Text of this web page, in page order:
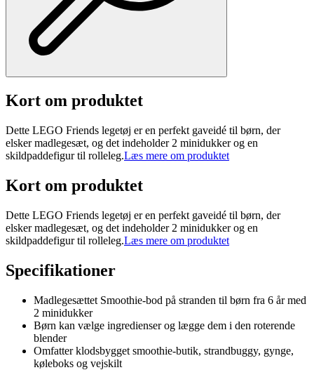
Kort om produktet
Dette LEGO Friends legetøj er en perfekt gaveidé til børn, der
elsker madlegesæt, og det indeholder 2 minidukker og en
skildpaddefigur til rolleleg.Læs mere om produktet
Kort om produktet
Dette LEGO Friends legetøj er en perfekt gaveidé til børn, der
elsker madlegesæt, og det indeholder 2 minidukker og en
skildpaddefigur til rolleleg.Læs mere om produktet
Specifikationer
Madlegesættet Smoothie-bod på stranden til børn fra 6 år med
2 minidukker
Børn kan vælge ingredienser og lægge dem i den roterende
blender
Omfatter klodsbygget smoothie-butik, strandbuggy, gynge,
køleboks og vejskilt